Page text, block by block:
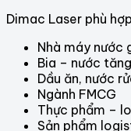
Dimac Laser phù
Nhà máy nước
Bia – nước
Dầu ăn, nước
Ngành FMCG
Thực phẩm –
Sản phẩm